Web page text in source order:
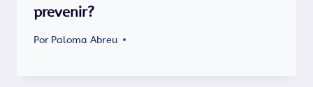
prevenir?
Por Paloma Abreu